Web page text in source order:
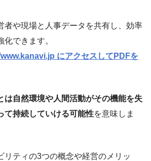
者や現場と人事データを共有し、効率
できます。
www.kanavi.jp にアクセスしてPDFを
は自然環境や人間活動がその機能を失
て持続していける可能性を意味しま
リティの3つの概念や経営のメリッ